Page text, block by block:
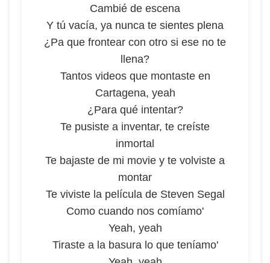
Cambié de escena
Y tú vacía, ya nunca te sientes plena
¿Pa que frontear con otro si ese no te
llena?
Tantos videos que montaste en
Cartagena, yeah
¿Para qué intentar?
Te pusiste a inventar, te creíste
inmortal
Te bajaste de mi movie y te volviste a
montar
Te viviste la película de Steven Segal
Como cuando nos comíamo'
Yeah, yeah
Tiraste a la basura lo que teníamo'